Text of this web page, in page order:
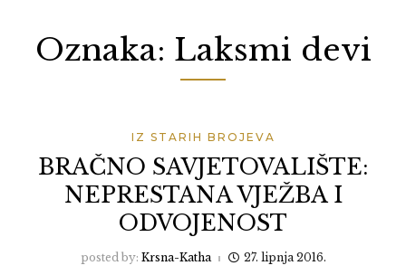
Oznaka: Laksmi devi
IZ STARIH BROJEVA
BRAČNO SAVJETOVALIŠTE:
NEPRESTANA VJEŽBA I
ODVOJENOST
posted by: Krsna-Katha 27. lipnja 2016.